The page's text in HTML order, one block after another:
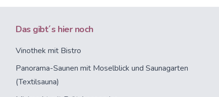
Das gibt´s hier noch
Vinothek mit Bistro
Panorama-Saunen mit Moselblick und Saunagarten
(Textilsauna)